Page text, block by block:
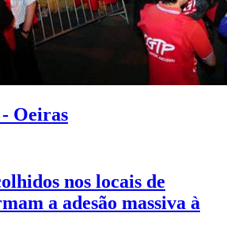
Oeiras
nos locais de
a adesão massiva à